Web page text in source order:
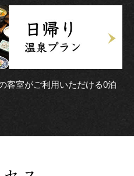
客室がご利用いただける0泊